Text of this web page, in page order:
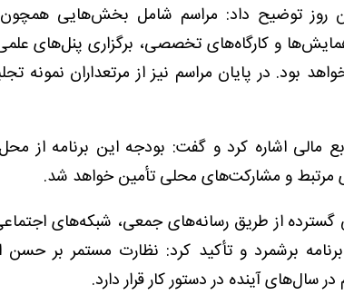
روز توضیح داد: مراسم شامل بخش‌هایی همچون
و کارگاه‌های تخصصی، برگزاری پنل‌های
بود. در پایان مراسم نیز از مرتعداران نمونه
مالی اشاره کرد و گفت: بودجه این برنامه از
و مشارکت‌های محلی تأمین خواهد شد.
گسترده از طریق رسانه‌های جمعی، شبکه‌های
برشمرد و تأکید کرد: نظارت مستمر بر حسن
سال‌های آینده در دستور کار قرار دارد.